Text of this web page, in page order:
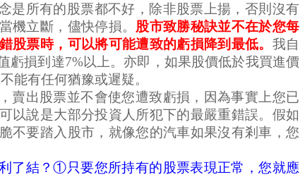
是所有的股票都不好，除非股票上揚，否則沒有
機立斷，儘快停損。 股市致勝秘訣並不在於您每
股票時，可以將可能遭致的虧損降到最低。 我自
虧損到達7%以上。亦即，如果股價低於我買進價
能有任何猶豫或遲疑。
賣出股票並不會使您遭致虧損，因為事實上您已
以說是大部分投資人所犯下的最嚴重錯誤。假如
不要踏入股市，就像您的汽車如果沒有剎車，您
了結？①只要您所持有的股票表現正常，您就應